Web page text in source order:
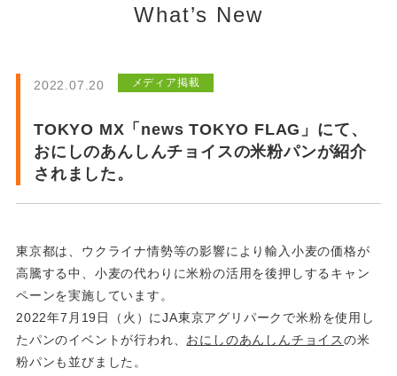
What’s New
2022.07.20 メディア掲載
TOKYO MX「news TOKYO FLAG」にて、
おにしのあんしんチョイスの米粉パンが紹介
されました。
東京都は、ウクライナ情勢等の影響により輸入小麦の価格が
高騰する中、小麦の代わりに米粉の活用を後押しするキャン
ペーンを実施しています。
2022年7月19日（火）にJA東京アグリパークで米粉を使用し
たパンのイベントが行われ、 おにしのあんしんチョイスの米
粉パンも並びました。